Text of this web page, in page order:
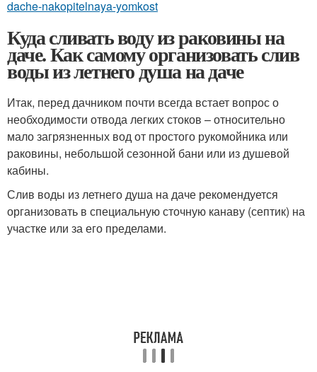
dache-nakopitelnaya-yomkost
Куда сливать воду из раковины на
даче. Как самому организовать слив
воды из летнего душа на даче
Итак, перед дачником почти всегда встает вопрос о
необходимости отвода легких стоков – относительно
мало загрязненных вод от простого рукомойника или
раковины, небольшой сезонной бани или из душевой
кабины.
Слив воды из летнего душа на даче рекомендуется
организовать в специальную сточную канаву (септик) на
участке или за его пределами.